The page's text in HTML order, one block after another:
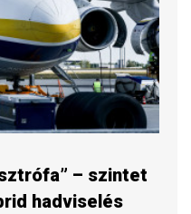
– szintet
hadviselés